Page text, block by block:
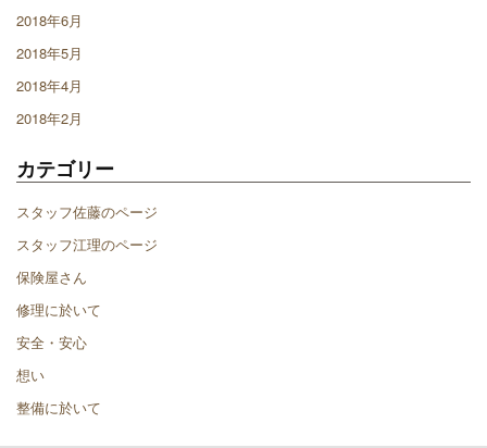
2018年6月
2018年5月
2018年4月
2018年2月
カテゴリー
スタッフ佐藤のページ
スタッフ江理のページ
保険屋さん
修理に於いて
安全・安心
想い
整備に於いて